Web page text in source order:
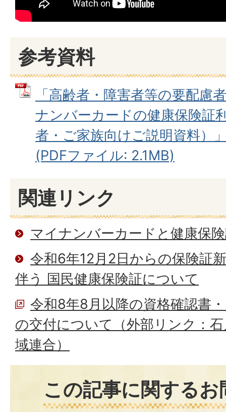
参考資料
「高齢者・障害者等の要配慮
ナンバーカードの健康保険証
者・ご家族向けご説明資料）
(PDFファイル: 2.1MB)
関連リンク
マイナンバーカードと健康保
令和6年12月2日からの保険証
伴う 国民健康保険証について
令和8年8月以降の資格確認書
の交付について（外部リンク：
域連合）
この記事に関する